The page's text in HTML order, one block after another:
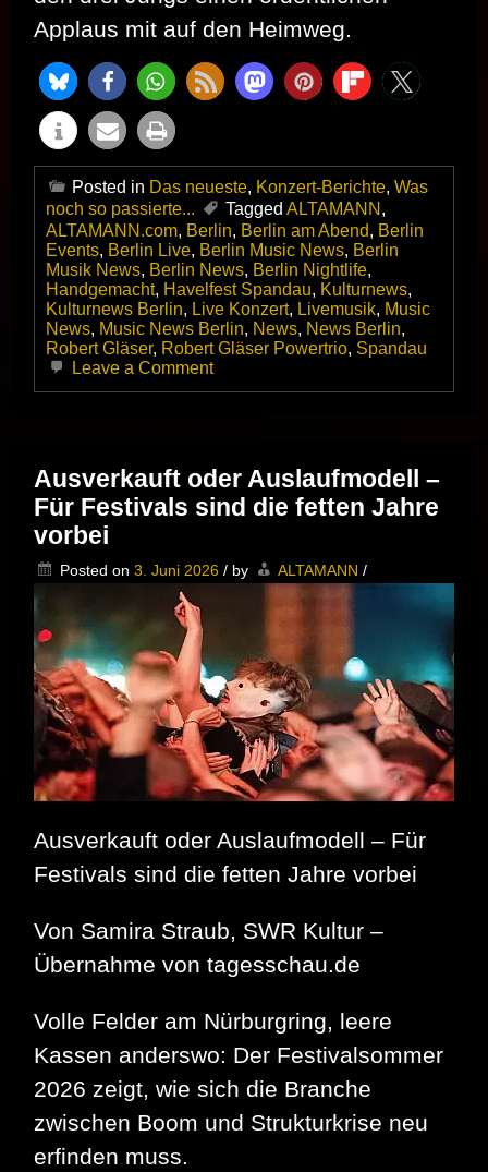
Applaus mit auf den Heimweg.
Posted in Das neueste, Konzert-Berichte, Was
noch so passierte...
Tagged ALTAMANN ,
ALTAMANN.com, Berlin, Berlin am Abend, Berlin
Events, Berlin Live, Berlin Music News, Berlin
Musik News, Berlin News, Berlin Nightlife,
Handgemacht, Havelfest Spandau, Kulturnews,
Kulturnews Berlin, Live Konzert, Livemusik, Music
News, Music News Berlin, News, News Berlin,
Robert Gläser, Robert Gläser Powertrio, Spandau
Leave a Commenton
es
manchmal
ganz
Das
Robert
Powertrio
das
Spandauer
Havelfest
2026
Ausverkauft oder Auslaufmodell –
Für Festivals sind die fetten Jahre
vorbei
Posted on 3. Juni 2026 / by ALTAMANN /
Ausverkauft oder Auslaufmodell – Für
Festivals sind die fetten Jahre vorbei
Von Samira Straub, SWR Kultur –
Übernahme von tagesschau.de
Volle Felder am Nürburgring, leere
Kassen anderswo: Der Festivalsommer
2026 zeigt, wie sich die Branche
zwischen Boom und Strukturkrise neu
erfinden muss.